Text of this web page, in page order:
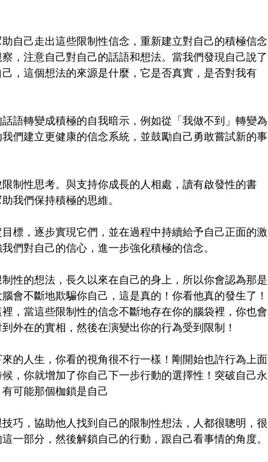
自己走出這些限制性信念，重新建立對自己的積極信念
，注意自己對自己的話語和想法。當我們發現自己說了
，這個想法的來源是什麼，它是否真實，是否對我有
語轉變成積極的自我暗示，例如從「我做不到」轉變為
們建立更健康的信念系統，並鼓勵自己勇敢嘗試新的事
制性思考。與支持你成長的人相處，讀有啟發性的書
我們保持積極的思維。
標，逐步實現它們，並在過程中持續給予自己正面的激
們對自己的信心，進一步強化積極的信念。
性的想法，長久以來在自己的身上，所以你會認為那是
會不斷地欺騙你自己，這是真的！你看他真的發生了！
，當這些限制性的信念不斷地存在你的腦袋裡，你也會
外在的實相，然後在演變出你的行為受到限制！
的人生，你看的視角很不行一樣！剛開始也許行為上面
，你就增加了你自己下一步行動的選擇性！突破自己永
可能那個枷鎖是自己
巧，協助他人找到自己的限制性想法，人都很聰明，很
一部分，然後解鎖自己的行動，跟自己看事情的角度。